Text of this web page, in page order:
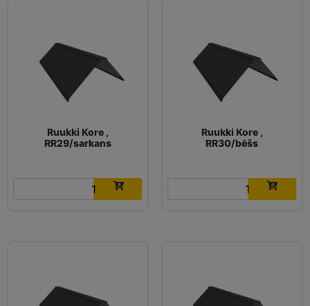
Ruukki Kore ,
RR29/sarkans
16.03€
Ruukki Kore ,
RR30/bēšs
16.03€